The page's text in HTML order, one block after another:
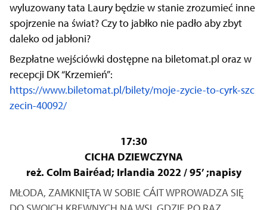
wyluzowany tata Laury będzie w stanie zrozumieć inne
spojrzenie na świat? Czy to jabłko nie padło aby zbyt
daleko od jabłoni?
Bezpłatne wejściówki dostępne na biletomat.pl oraz w
recepcji DK “Krzemień”:
https://www.biletomat.pl/bilety/moje-zycie-to-cyrk-szc
zecin-40092/
17:30
CICHA DZIEWCZYNA
reż. Colm Bairéad; Irlandia 2022 / 95’ ;napisy
MŁODA, ZAMKNIĘTA W SOBIE CÁIT WPROWADZA SIĘ